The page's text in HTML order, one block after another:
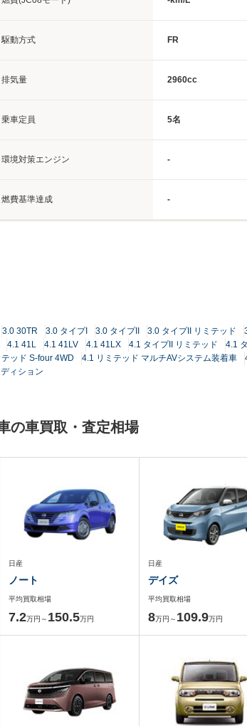
駆動方式 FR
排気量 2960cc
乗車定員 5名
環境対策エンジン -
燃費基準達成 -
3.0 30TR 3.0 タイプI 3.0 タイプII 3.0 タイプII リミテッド
4.1 41L 4.1 41LV 4.1 41LX 4.1 タイプII リミテッド
4.1
ッド S-four 4WD 4.1 リミテッド マルチAVシステム装着車
ィション
の車買取・査定相場
日産
ノート
平均買取相場
7.2万円～ 150.5万円
日産
デイズ
平均買取相場
8万円～ 109.9万円